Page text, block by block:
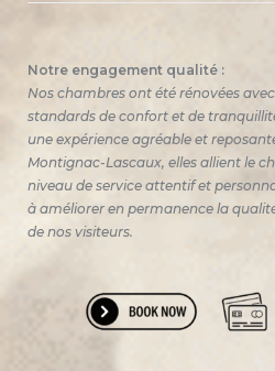
Notre engagement qualité :
Nos chambres ont été rénovées
standards de confort et de
une expérience agréable et
Montignac-Lascaux, elles allient le
niveau de service attentif et
à améliorer en permanence la
de nos visiteurs.